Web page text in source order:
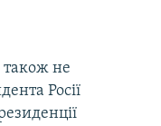
також не
Росії